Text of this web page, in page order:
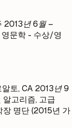
2013년 6월 –
문학 - 수상/영
토, CA 2013년 9
고리즘, 고급
명단 (2015년 가